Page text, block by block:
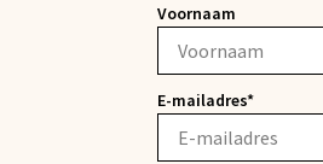
Voornaam
E-mailadres*